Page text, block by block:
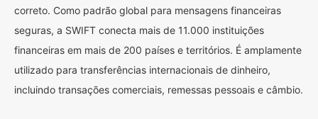
correto. Como padrão global para mensagens financeiras
seguras, a SWIFT conecta mais de 11.000 instituições
financeiras em mais de 200 países e territórios. É amplamente
utilizado para transferências internacionais de dinheiro,
incluindo transações comerciais, remessas pessoais e câmbio.